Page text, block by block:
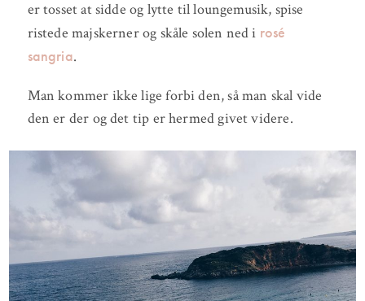
er tosset at sidde og lytte til loungemusik, spise
ristede majskerner og skåle solen ned i rosé
sangria.
Man kommer ikke lige forbi den, så man skal vide
den er der og det tip er hermed givet videre.